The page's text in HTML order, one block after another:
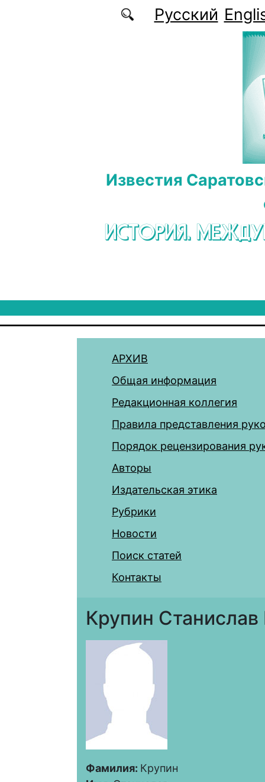
Перейти к основному содержаниюРусский
Известия
ИСТОРИЯ.
АРХИВ
Общая информация
Редакционная коллегия
Правила представления
Порядок рецензирования
Авторы
Издательская этика
Рубрики
Новости
Поиск статей
Контакты
Крупин
Фамилия: Крупин